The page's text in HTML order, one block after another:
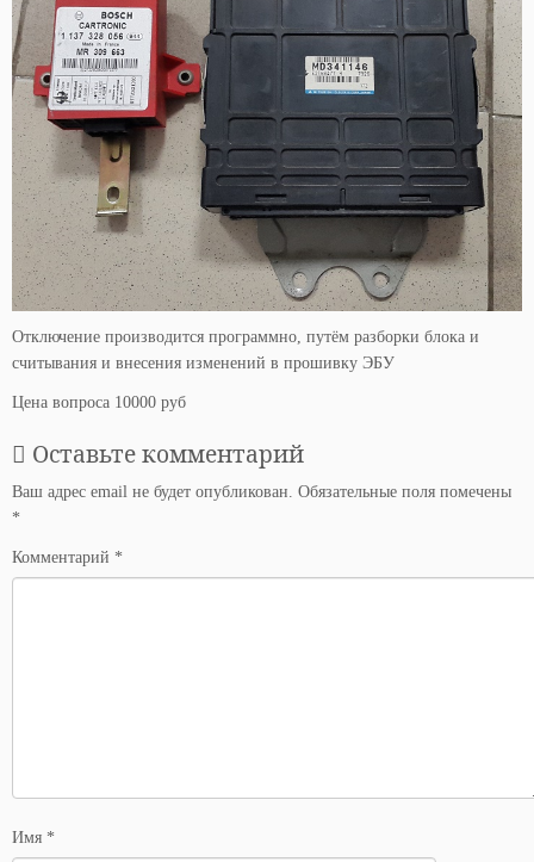
Отключение производится программно, путём разборки блока и
считывания и внесения изменений в прошивку ЭБУ
Цена вопроса 10000 руб
Оставьте комментарий
Ваш адрес email не будет опубликован. Обязательные поля помечены
*
Комментарий *
Имя *